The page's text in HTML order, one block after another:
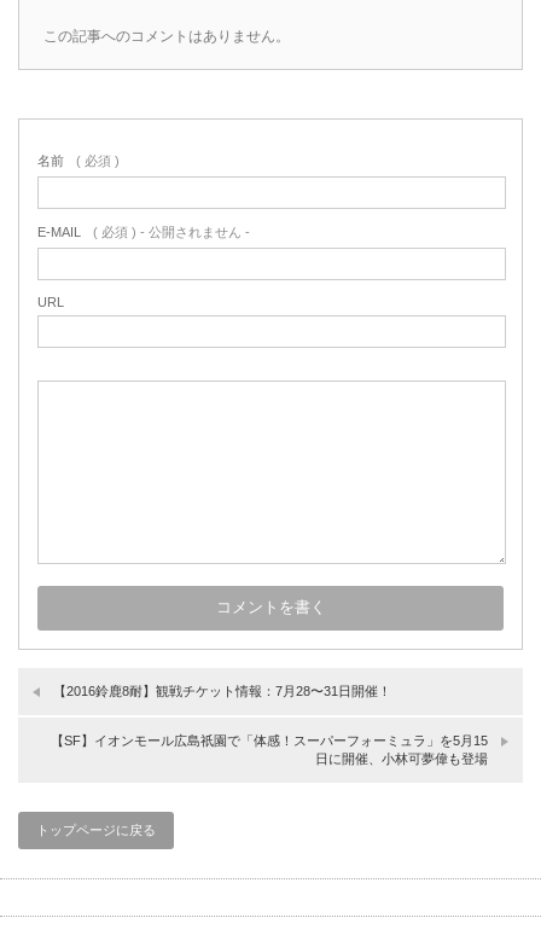
この記事へのコメントはありません。
名前 ( 必須 )
E-MAIL ( 必須 ) - 公開されません -
URL
【2016鈴鹿8耐】観戦チケット情報：7月28〜31日開催！
【SF】イオンモール広島祇園で「体感！スーパーフォーミュラ」を5月15
日に開催、小林可夢偉も登場
トップページに戻る